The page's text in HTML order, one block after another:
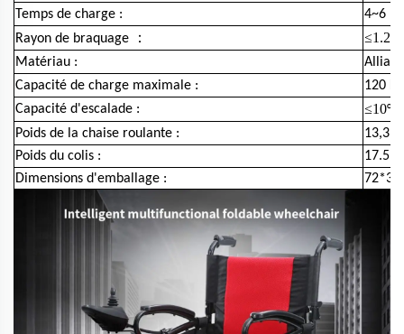
Temps de charge :
4~6
Rayon de braquage
： ≤1.2
Matériau :
Capacité de charge maximale :
120
Capacité d'escalade :
≤10°
Poids de la chaise roulante :
13,3
Poids du colis :
17.5kg
Dimensions d'emballage :